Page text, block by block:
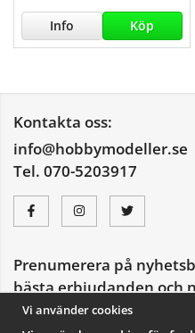
Info Köp
Kontakta oss:
info@hobbymodeller.se
Tel. 070-5203917
Prenumerera på
bästa erbjudanden och
E-
postadress
Vi använder cookies